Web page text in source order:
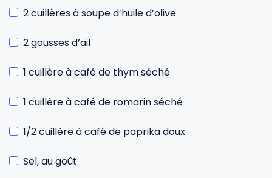
2 cuillères à soupe d’huile d’olive
2 gousses d’ail
1 cuillère à café de thym séché
1 cuillère à café de romarin séché
1/2 cuillère à café de paprika doux
Sel, au goût